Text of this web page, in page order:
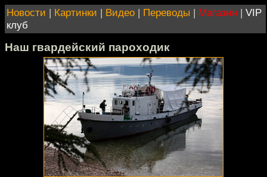
Новости | Картинки | Видео | Переводы | Магазин | VIP
клуб
Наш гвардейский пароходик